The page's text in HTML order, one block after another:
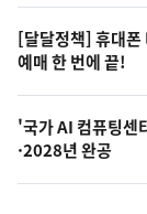
오
늘
의
사
진
[달달정책] 휴대
예매 한 번에 끝!
'국가 AI 컴퓨팅
·2028년 완공